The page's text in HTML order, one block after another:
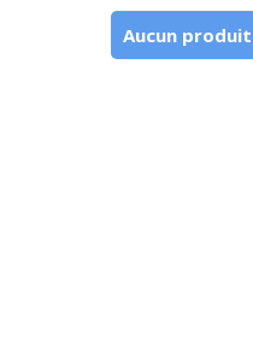
Aucun